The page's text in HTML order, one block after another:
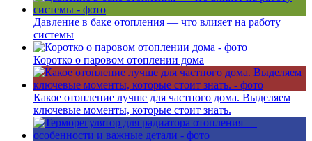
Давление в баке отопления — что влияет на работу
системы
Коротко о паровом отоплении дома
Какое отопление лучше для частного дома. Выделяем
ключевые моменты, которые стоит знать.